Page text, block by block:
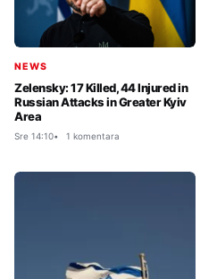
NEWS
Zelensky: 17 Killed, 44 Injured in
Russian Attacks in Greater Kyiv
Area
Sre 14:10 1 komentara